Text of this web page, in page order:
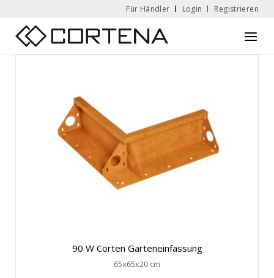
content
Für Händler Login Registrieren
Home Menu
90 W Corten Garteneinfassung
65x65x20 cm